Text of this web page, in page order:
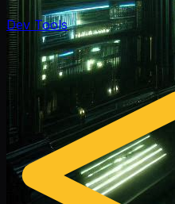
Dev Tools